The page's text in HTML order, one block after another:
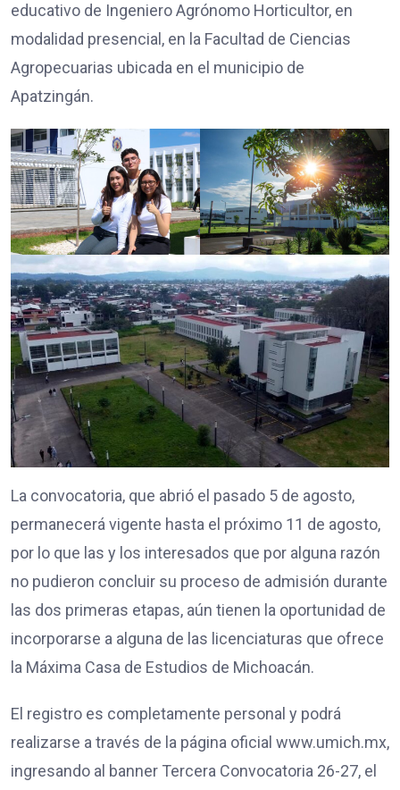
educativo de Ingeniero Agrónomo Horticultor, en
modalidad presencial, en la Facultad de Ciencias
Agropecuarias ubicada en el municipio de
Apatzingán.
La convocatoria, que abrió el pasado 5 de agosto,
permanecerá vigente hasta el próximo 11 de agosto,
por lo que las y los interesados que por alguna razón
no pudieron concluir su proceso de admisión durante
las dos primeras etapas, aún tienen la oportunidad de
incorporarse a alguna de las licenciaturas que ofrece
la Máxima Casa de Estudios de Michoacán.
El registro es completamente personal y podrá
realizarse a través de la página oficial www.umich.mx,
ingresando al banner Tercera Convocatoria 26-27, el